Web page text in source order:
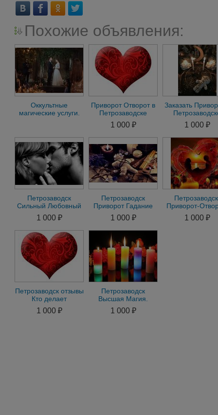
Похожие объявления:
Оккультные
магические услуги.
Приворот Отворот в
Петрозаводске
Гадание онлайн
Снять порчу
1 000 ₽
Заказать
онлайн
гадание
1 000 ₽
Петрозаводск
Сильный Любовный
Приворот на
Мужчину на
Женщину Гадание
1 000 ₽
Петрозаводск
Приворот Гадание
Снять Порчу Остуда
Рассорка Присушка
1 000 ₽
Приворот-
Привязка-
Гадание-
1 000 ₽
Петрозаводск отзывы
Кто делает
Привороты.
Отвороты. Гадание.
1 000 ₽
Петрозаводск
Высшая Магия.
Мощное Магическое
Воздействие.
1 000 ₽